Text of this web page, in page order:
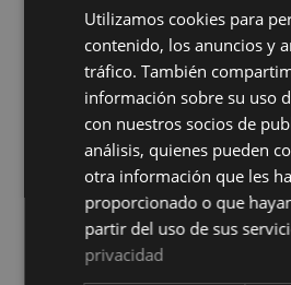
Utilizamos cookies para
contenido, los anuncios y
tráfico. También
información sobre su uso
con nuestros socios de
análisis, quienes pueden
otra información que les
proporcionado o que
partir del uso de sus
privacidad